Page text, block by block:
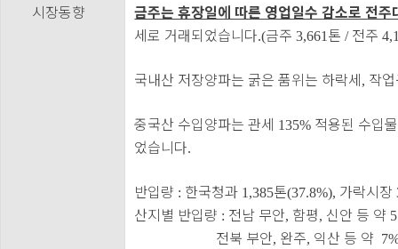
시장동향
금주는 휴장일에 따른 영업일수 감소로 전
세로 거래되었습니다.(금주3,661 톤/ 전주
국내산 저장양파는 굵은 품위는 하락세, 작
중국산 수입양파는 관세 135% 적용된 수입
었습니다.
반입량 : 한국청과 1,385톤(37.8%), 가락시장
산지별 반입량 : 전남 무안, 함평, 신안 등 약
전북 부안, 완주, 익산 등 약